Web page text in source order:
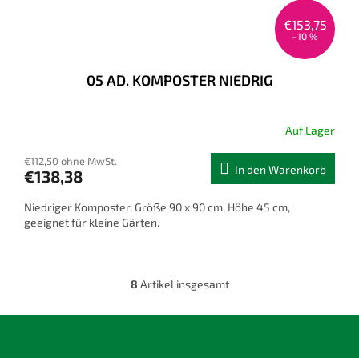
€153,75
–10 %
05 AD. KOMPOSTER NIEDRIG
Auf Lager
€112,50 ohne MwSt.
€138,38 In den Warenkorb
Niedriger Komposter, Größe 90 x 90 cm, Höhe 45 cm,
geeignet für kleine Gärten.
S
e
8 Artikel insgesamt